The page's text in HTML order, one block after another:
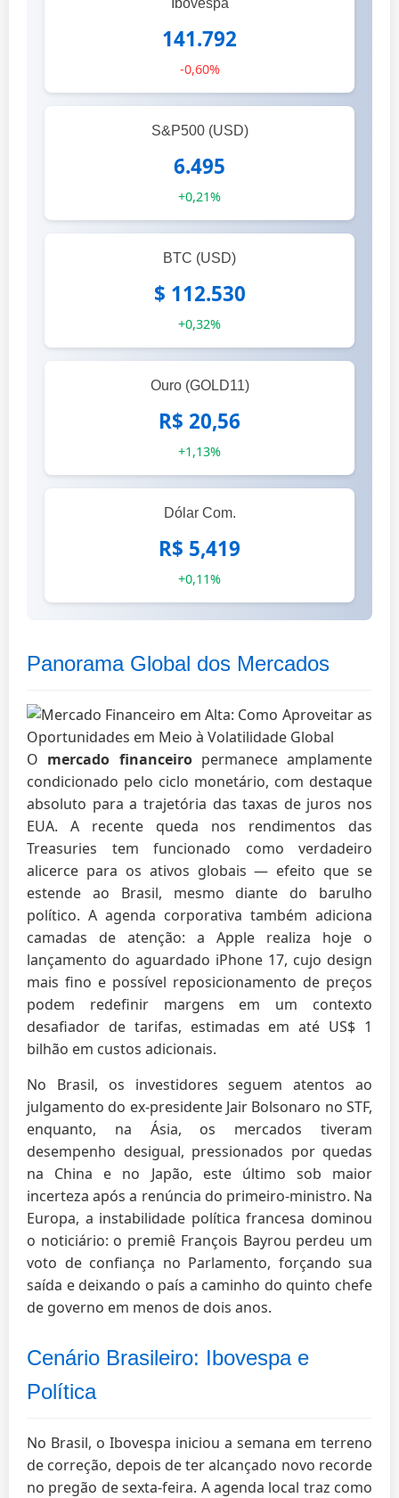
141.792
-0,60%
S&P500 (USD)
6.495
+0,21%
BTC (USD)
$ 112.530
+0,32%
Ouro (GOLD11)
R$ 20,56
+1,13%
Dólar Com.
R$ 5,419
+0,11%
Panorama Global dos Mercados
O mercado financeiropermanece amplamente
condicionado pelo ciclo monetário, com destaque
absoluto para a trajetória das taxas de juros nos
EUA. A recente queda nos rendimentos das
Treasuries tem funcionado como verdadeiro
alicerce para os ativos globais — efeito que se
estende ao Brasil, mesmo diante do barulho
político. A agenda corporativa também adiciona
camadas de atenção: a Apple realiza hoje o
lançamento do aguardado iPhone 17, cujo design
mais fino e possível reposicionamento de preços
podem redefinir margens em um contexto
desafiador de tarifas, estimadas em até US$ 1
bilhão em custos adicionais.
No Brasil, os investidores seguem atentos ao
julgamento do ex-presidente Jair Bolsonaro no STF,
enquanto, na Ásia, os mercados tiveram
desempenho desigual, pressionados por quedas
na China e no Japão, este último sob maior
incerteza após a renúncia do primeiro-ministro. Na
Europa, a instabilidade política francesa dominou
o noticiário: o premiê François Bayrou perdeu um
voto de confiança no Parlamento, forçando sua
saída e deixando o país a caminho do quinto chefe
de governo em menos de dois anos.
Cenário Brasileiro: Ibovespa e
Política
No Brasil, o Ibovespa iniciou a semana em terreno
de correção, depois de ter alcançado novo recorde
no pregão de sexta-feira. A agenda local traz como